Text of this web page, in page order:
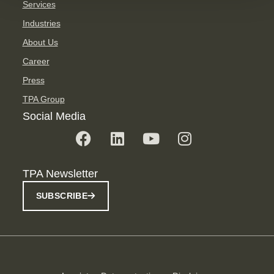
Services
Industries
About Us
Career
Press
TPA Group
Social Media
TPA Newsletter
SUBSCRIBE